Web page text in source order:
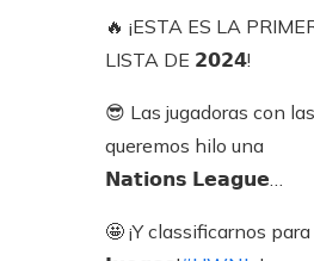
🔥 ¡ESTA ES LA
LISTA DE 𝟮𝟬𝟮𝟰!
😎 Las jugadoras con las
queremos hilo una
𝗡𝗮𝘁𝗶𝗼𝗻𝘀 𝗟𝗲𝗮𝗴𝘂𝗲…
🤩 ¡Y classificarnos